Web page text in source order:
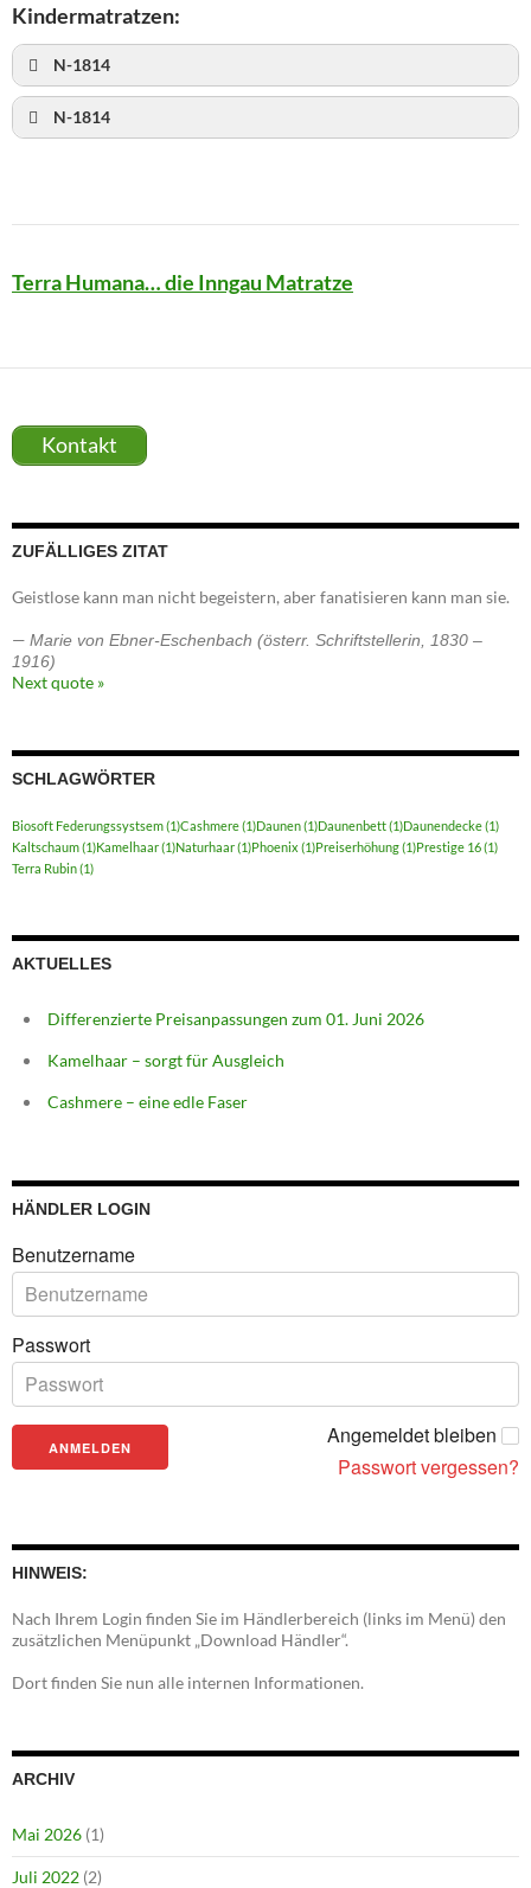
Kindermatratzen:
N-1814
N-1814
Terra Humana… die Inngau Matratze
Kontakt
ZUFÄLLIGES ZITAT
Geistlose kann man nicht begeistern, aber fanatisieren kann man sie.
— Marie von Ebner-Eschenbach (österr. Schriftstellerin, 1830 –
1916)
Next quote »
SCHLAGWÖRTER
Biosoft Federungssystsem(1)Cashmere(1)Daunen(1)Daunenbett(1)Daunendecke(1)
Kaltschaum(1)Kamelhaar(1)Naturhaar(1)Phoenix (1)Preiserhöhung(1)Prestige 16(1)
Terra Rubin(1)
AKTUELLES
Differenzierte Preisanpassungen zum 01. Juni 2026
Kamelhaar – sorgt für Ausgleich
Cashmere – eine edle Faser
HÄNDLER LOGIN
Benutzername
Passwort
Angemeldet bleiben
Passwort vergessen?
HINWEIS:
Nach Ihrem Login finden Sie im Händlerbereich (links im Menü) den
zusätzlichen Menüpunkt „Download Händler“.
Dort finden Sie nun alle internen Informationen.
ARCHIV
Mai 2026 (1)
Juli 2022 (2)